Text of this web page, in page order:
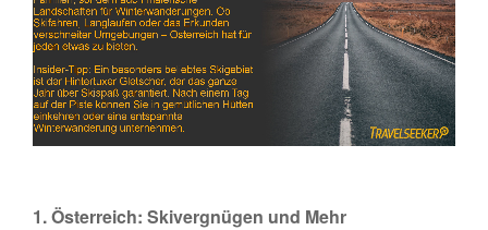
1. Österreich: Skivergnügen und Mehr